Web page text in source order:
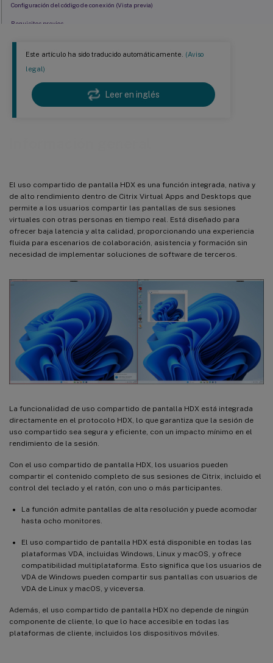
Este artículo ha sido traducido automáticamente. (Aviso
legal)
Leer en inglés
El uso compartido de pantalla HDX es una función integrada, nativa y
de alto rendimiento dentro de Citrix Virtual Apps and Desktops que
permite a los usuarios compartir las pantallas de sus sesiones
virtuales con otras personas en tiempo real. Está diseñado para
ofrecer baja latencia y alta calidad, proporcionando una experiencia
fluida para escenarios de colaboración, asistencia y formación sin
necesidad de implementar soluciones de software de terceros.
La funcionalidad de uso compartido de pantalla HDX está integrada
directamente en el protocolo HDX, lo que garantiza que la sesión de
uso compartido sea segura y eficiente, con un impacto mínimo en el
rendimiento de la sesión.
Con el uso compartido de pantalla HDX, los usuarios pueden
compartir el contenido completo de sus sesiones de Citrix, incluido el
control del teclado y el ratón, con uno o más participantes.
La función admite pantallas de alta resolución y puede acomodar
hasta ocho monitores.
El uso compartido de pantalla HDX está disponible en todas las
plataformas VDA, incluidas Windows, Linux y macOS, y ofrece
compatibilidad multiplataforma. Esto significa que los usuarios de
VDA de Windows pueden compartir sus pantallas con usuarios de
VDA de Linux y macOS, y viceversa.
Además, el uso compartido de pantalla HDX no depende de ningún
componente de cliente, lo que lo hace accesible en todas las
plataformas de cliente, incluidos los dispositivos móviles.
Configuración del código de conexión (Vista previa)
Requisitos previos
Configuración de la conexión
Detener el uso compartido de pantalla